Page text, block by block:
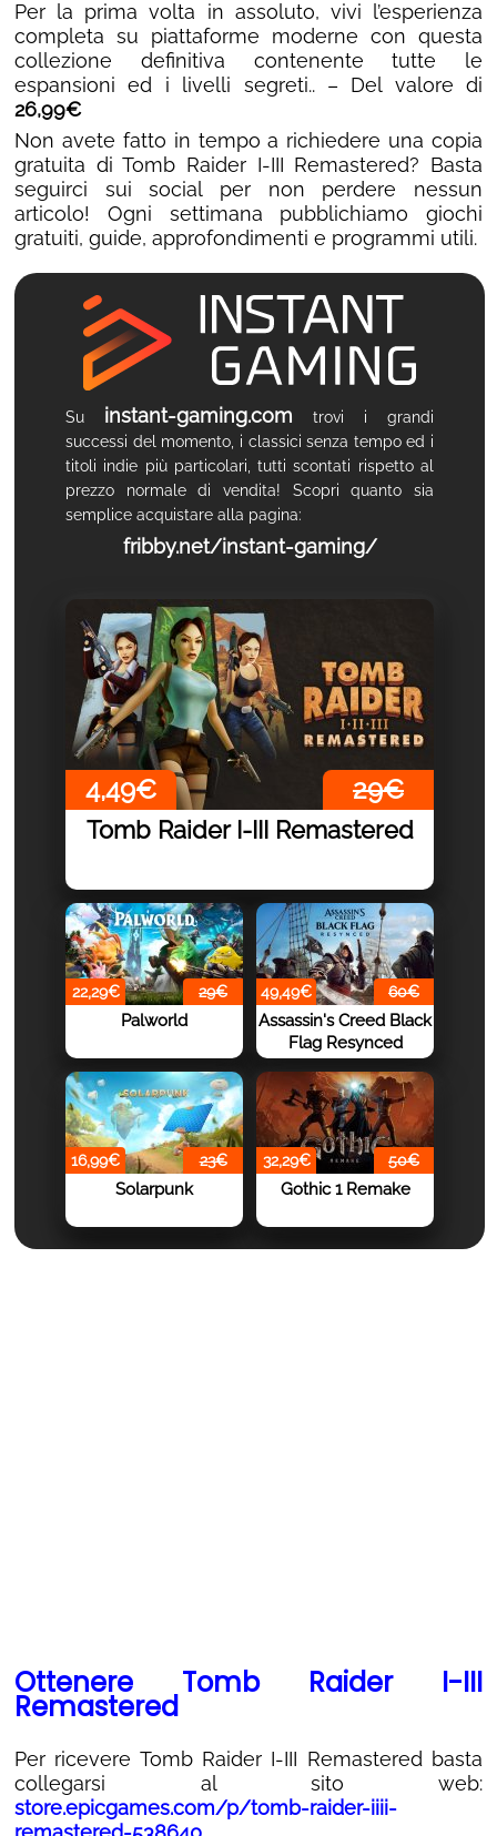
Per la prima volta in assoluto, vivi l’esperienza
completa su piattaforme moderne con questa
collezione definitiva contenente tutte le
espansioni ed i livelli segreti.. – Del valore di
26,99€
Non avete fatto in tempo a richiedere una copia
gratuita di Tomb Raider I-III Remastered? Basta
seguirci sui social per non perdere nessun
articolo! Ogni settimana pubblichiamo giochi
gratuiti, guide, approfondimenti e programmi utili.
Su instant-gaming.com trovi i grandi
successi del momento, i classici senza tempo ed i
titoli indie più particolari, tutti scontati rispetto al
prezzo normale di vendita! Scopri quanto sia
semplice acquistare alla pagina:
fribby.net/instant-gaming/
4,49€ 29€
Tomb Raider I-III Remastered
22,29€ 29€
Palworld
49,49€ 60€
Assassin's Creed Black
Flag Resynced
16,99€ 23€
Solarpunk
32,29€ 50€
Gothic 1 Remake
Ottenere Tomb Raider I-III
Remastered
Per ricevere Tomb Raider I-III Remastered basta
collegarsi al sito web:
store.epicgames.com/p/tomb-raider-iiii-